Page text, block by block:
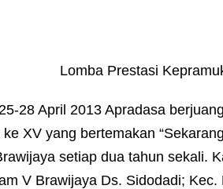
Lomba Prestasi
28 April 2013 Apradasa
XV yang bertemakan
setiap dua tahun sekali.
V Brawijaya Ds. Sidodadi;